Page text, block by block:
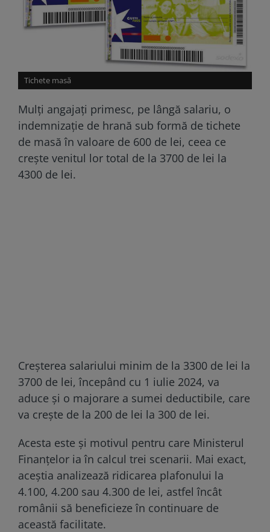
Tichete masă
Mulți angajați primesc, pe lângă salariu, o
indemnizație de hrană sub formă de tichete
de masă în valoare de 600 de lei, ceea ce
crește venitul lor total de la 3700 de lei la
4300 de lei.
Creșterea salariului minim de la 3300 de lei la
3700 de lei, începând cu 1 iulie 2024, va
aduce și o majorare a sumei deductibile, care
va crește de la 200 de lei la 300 de lei.
Acesta este și motivul pentru care Ministerul
Finanțelor ia în calcul trei scenarii. Mai exact,
aceștia analizează ridicarea plafonului la
4.100, 4.200 sau 4.300 de lei, astfel încât
românii să beneficieze în continuare de
această facilitate.